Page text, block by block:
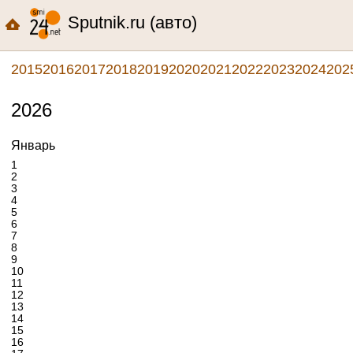
Sputnik.ru (авто)
2015201620172018201920202021202220232024
2026
Январь
1
2
3
4
5
6
7
8
9
10
11
12
13
14
15
16